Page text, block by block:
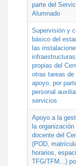
parte del
Alumnado
Supervisión y
básico del
las
infraestructuras
propias del
otras tareas de
apoyo, por
personal
servicios
Apoyo a la
la organización
docente del
(POD,
horarios,
TFG/TFM...)